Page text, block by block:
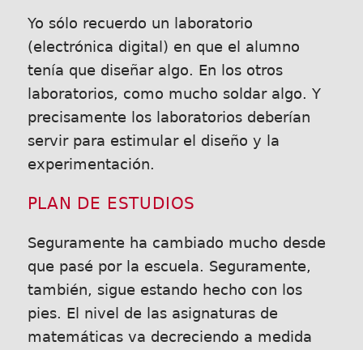
Yo sólo recuerdo un laboratorio
(electrónica digital) en que el alumno
tenía que diseñar algo. En los otros
laboratorios, como mucho soldar algo. Y
precisamente los laboratorios deberían
servir para estimular el diseño y la
experimentación.
PLAN DE ESTUDIOS
Seguramente ha cambiado mucho desde
que pasé por la escuela. Seguramente,
también, sigue estando hecho con los
pies. El nivel de las asignaturas de
matemáticas va decreciendo a medida